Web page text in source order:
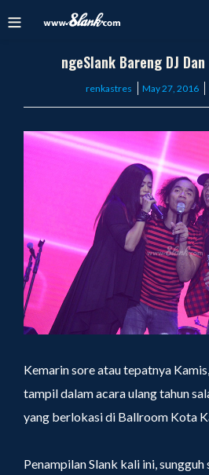
ngeSlank Bareng DJ
renkastres
Posted
May 27, 2016
Kemarin sore atau tepatnya
tampil dalam acara ulang tahun
yang berlokasi di Ballroom Kota
Penampilan Slank kali ini,